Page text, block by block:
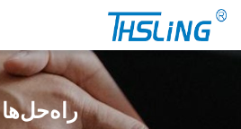
راه‌حل‌ها